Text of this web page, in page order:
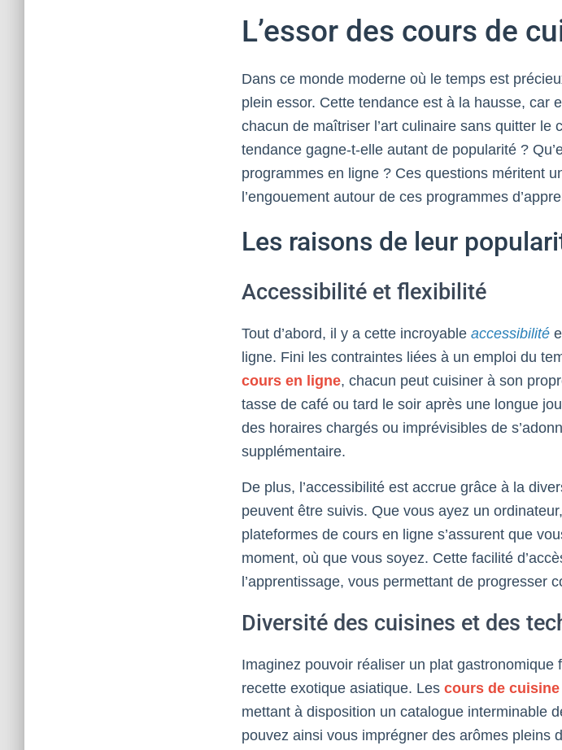
L’essor des cours de
Dans ce monde moderne où le temps est
plein essor. Cette tendance est à la hausse, car
chacun de maîtriser l’art culinaire sans quitter
tendance gagne-t-elle autant de popularité ?
programmes en ligne ? Ces questions méritent
l’engouement autour de ces programmes
Les raisons de leur
Accessibilité et flexibilité
Tout d’abord, il y a cette incroyable accessibilité
ligne. Fini les contraintes liées à un emploi du
cours en ligne, chacun peut cuisiner à son
tasse de café ou tard le soir après une longue
des horaires chargés ou imprévisibles de
supplémentaire.
De plus, l’accessibilité est accrue grâce à la
peuvent être suivis. Que vous ayez un
plateformes de cours en ligne s’assurent que
moment, où que vous soyez. Cette facilité
l’apprentissage, vous permettant de progresser
Diversité des cuisines et des
Imaginez pouvoir réaliser un plat
recette exotique asiatique. Les cours de
mettant à disposition un catalogue interminable
pouvez ainsi vous imprégner des arômes pleins